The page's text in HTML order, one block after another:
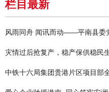
栏目最新
风雨同舟 闻讯而动——平南县委
灾情过后抢复产，稳产保供稳
中铁十六局集团贵港片区项目部